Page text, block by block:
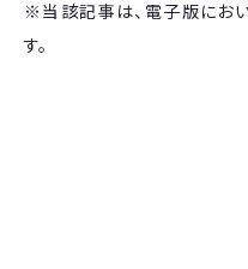
※当該記事は、電子版にお
す。